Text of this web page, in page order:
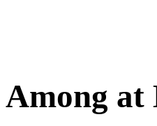
Among at